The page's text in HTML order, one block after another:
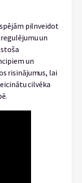
pilnveidot
un
un
risinājumus, lai
cilvēka